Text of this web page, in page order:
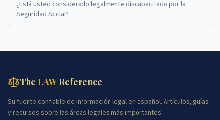
¿Está usted considerado legalmente discapacitado por la
Seguridad Social?
The LAWReference
Su fuente confiable de información legal en español. Artículos, guías
y recursos sobre las áreas legales más importantes.